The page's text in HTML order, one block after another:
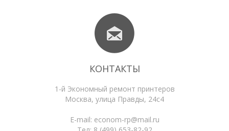
КОНТАКТЫ
1-й Экономный ремонт принтеров
Москва, улица Правды, 24с4
E-mail: econom-rp@mail.ru